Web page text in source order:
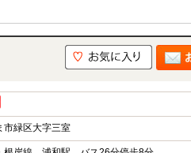
市緑区大字三室